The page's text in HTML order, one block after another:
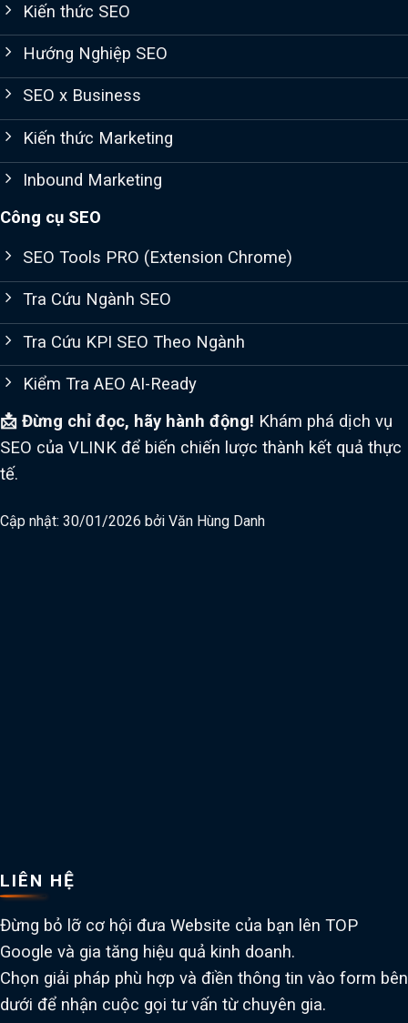
Kiến thức SEO
Hướng Nghiệp SEO
SEO x Business
Kiến thức Marketing
Inbound Marketing
Công cụ SEO
SEO Tools PRO (Extension Chrome)
Tra Cứu Ngành SEO
Tra Cứu KPI SEO Theo Ngành
Kiểm Tra AEO AI-Ready
📩 Đừng chỉ đọc, hãy hành động! Khám phá dịch vụ
SEO của VLINK để biến chiến lược thành kết quả thực
tế.
Cập nhật: 30/01/2026 bởi Văn Hùng Danh
LIÊN HỆ
Đừng bỏ lỡ cơ hội đưa Website của bạn lên TOP
Google và gia tăng hiệu quả kinh doanh.
Chọn giải pháp phù hợp và điền thông tin vào form bên
dưới để nhận cuộc gọi tư vấn từ chuyên gia.